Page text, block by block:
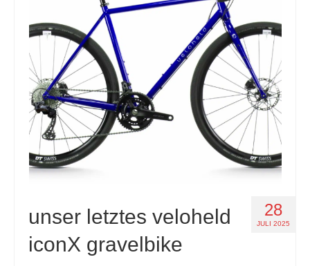
28
JULI 2025
unser letztes veloheld
iconX gravelbike